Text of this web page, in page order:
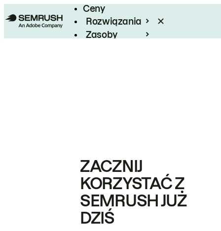
Ceny
Rozwiązania
Zasoby
ZACZNIJ
KORZYSTAĆ Z
SEMRUSH JUŻ
DZIŚ